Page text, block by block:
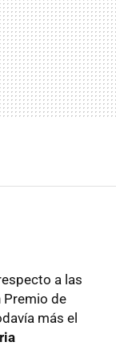
a las
Premio de
más el